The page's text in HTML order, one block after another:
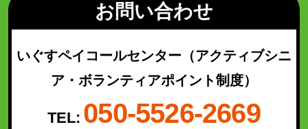
お問い合わせ
いぐすペイコールセンター （アクティブシニ
ア・ボランティアポイント制度）
TEL: 050-5526-2669